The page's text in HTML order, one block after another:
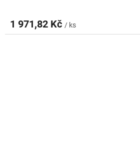
1 971,82 Kč / ks